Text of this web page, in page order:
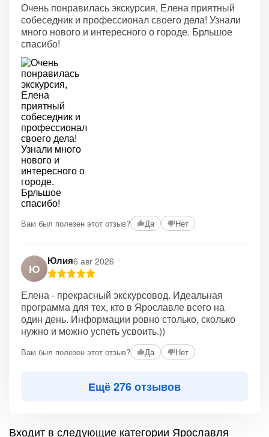
Очень понравилась экскурсия, Елена приятный
собеседник и профессионал своего дела! Узнали
много нового и интересного о городе. Брльшое
спасибо!
Вам был полезен этот отзыв? Да Нет
Ю
Юлия6 авг 2026
Елена - прекрасный экскурсовод. Идеальная
программа для тех, кто в Ярославле всего на
один день. Информации ровно столько, сколько
нужно и можно успеть усвоить.))
Вам был полезен этот отзыв? Да Нет
Ещё 276 отзывов
Входит в следующие категории Ярославля